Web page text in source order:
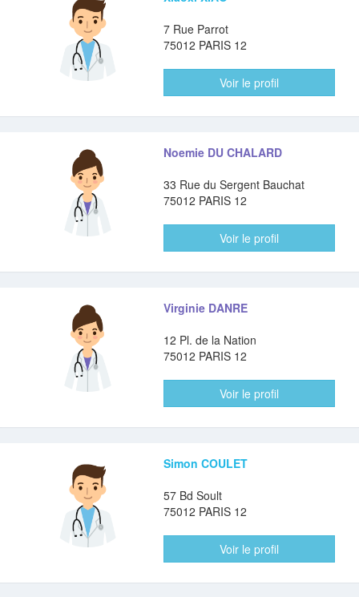
7 Rue Parrot
75012 PARIS 12
Voir le profil
Noemie DU CHALARD
33 Rue du Sergent Bauchat
75012 PARIS 12
Voir le profil
Virginie DANRE
12 Pl. de la Nation
75012 PARIS 12
Voir le profil
Simon COULET
57 Bd Soult
75012 PARIS 12
Voir le profil